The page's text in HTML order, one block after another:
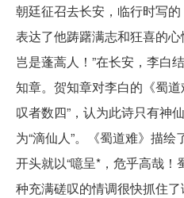
朝廷征召去长安，临行时写
表达了他踌躇满志和狂喜的
岂是蓬蒿人！”在长安，李白
知章。贺知章对李白的《蜀
叹者数四”，认为此诗只有神
为“滴仙人”。《蜀道难》描
开头就以“噫呈*，危乎高哉！
种充满磋叹的情调很快抓住